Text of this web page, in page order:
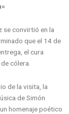
se convirtió en la
que el 14 de
el cura
cólera.
de la visita, la
de Simón
homenaje poético